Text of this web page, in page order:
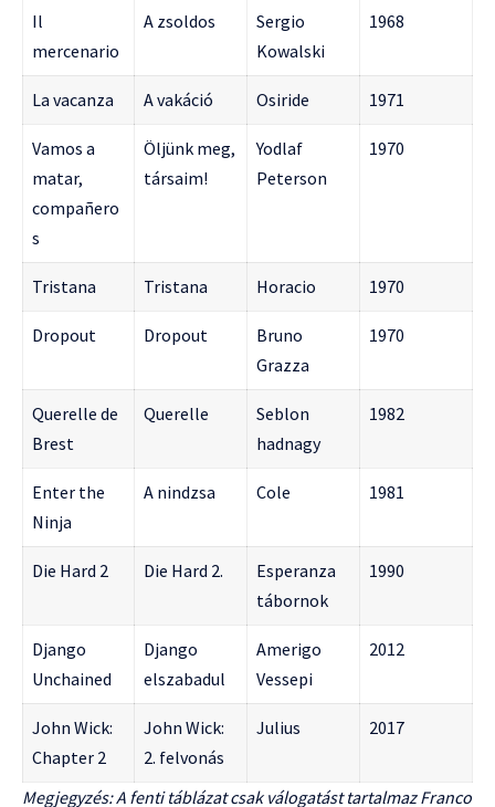
Il
mercenario
A zsoldos
Sergio
Kowalski
1968
La vacanza A vakáció Osiride 1971
Vamos a
matar,
compañero
s
Öljünk meg,
társaim!
Yodlaf
Peterson
1970
Tristana Tristana Horacio 1970
Dropout Dropout
Bruno
Grazza
1970
Querelle de
Brest
Querelle
Seblon
hadnagy
1982
Enter the
Ninja
A nindzsa Cole 1981
Die Hard 2 Die Hard 2.
Esperanza
tábornok
1990
Django
Unchained
Django
elszabadul
Amerigo
Vessepi
2012
John Wick:
Chapter 2
John Wick:
2. felvonás
Julius 2017
Megjegyzés: A fenti táblázat csak válogatást tartalmaz Franco